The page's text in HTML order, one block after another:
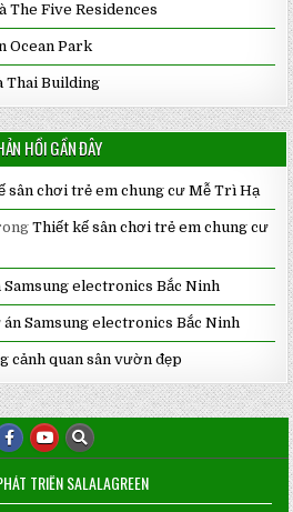
The Five Residences
Ocean Park
Thai Building
HỒI GẦN ĐÂY
sân chơi trẻ em chung cư Mễ Trì Hạ
Thiết kế sân chơi trẻ em chung cư
Samsung electronics Bắc Ninh
án Samsung electronics Bắc Ninh
cảnh quan sân vườn đẹp
TRIỂN SALALAGREEN